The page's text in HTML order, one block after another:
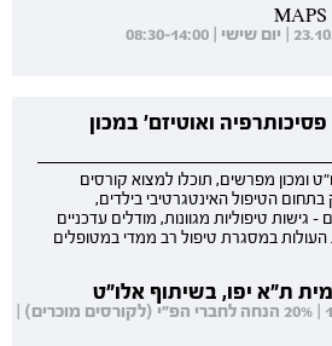
ואוטיזם' במכון
ומכון מפרשים, תוכלו למצוא קורסים
הטיפול האינטגרטיבי בילדים,
גישות טיפוליות מגוונות, מודלים עדכניים
העולות במסגרת טיפול רב ממדי במטופלים
ת"א יפו, בשיתוף אלו"ט
15% הנחת רישום עד 14/08 | 20% הנחה לחברי הפ"י (לקורסים מוכרים) |